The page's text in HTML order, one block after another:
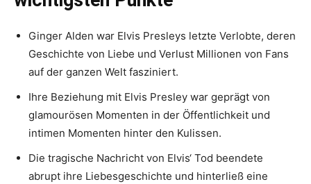
Ginger Alden war Elvis Presleys letzte Verlobte, deren
Geschichte von Liebe und Verlust Millionen von Fans
auf der ganzen Welt fasziniert.
Ihre Beziehung mit Elvis Presley war geprägt von
glamourösen Momenten in der Öffentlichkeit und
intimen Momenten hinter den Kulissen.
Die tragische Nachricht von Elvis‘ Tod beendete
abrupt ihre Liebesgeschichte und hinterließ eine